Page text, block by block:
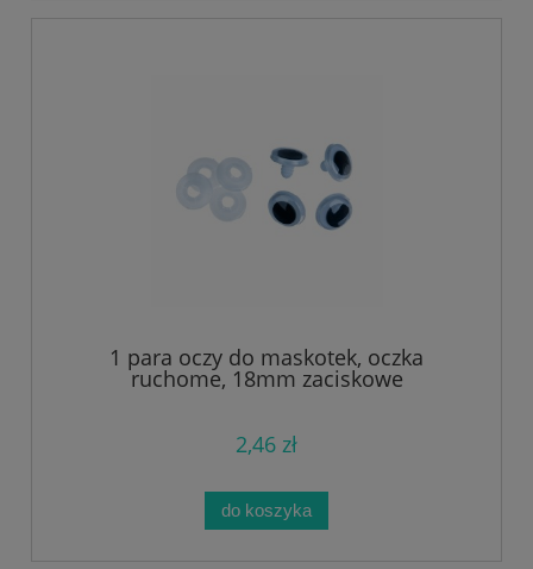
1 para oczy do maskotek, oczka
ruchome, 18mm zaciskowe
2,46 zł
do koszyka